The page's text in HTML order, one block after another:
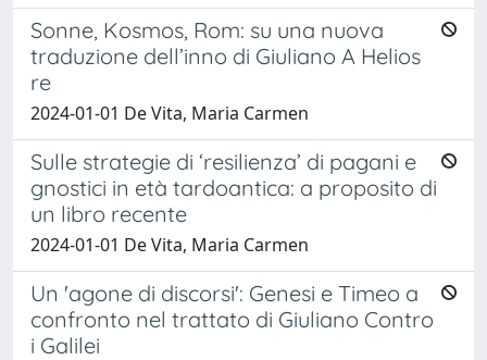
Sonne, Kosmos, Rom: su una nuova
traduzione dell’inno di Giuliano A Helios
re
2024-01-01 De Vita, Maria Carmen
Sulle strategie di ‘resilienza’ di pagani e
gnostici in età tardoantica: a proposito di
un libro recente
2024-01-01 De Vita, Maria Carmen
Un 'agone di discorsi': Genesi e Timeo a
confronto nel trattato di Giuliano Contro
i Galilei